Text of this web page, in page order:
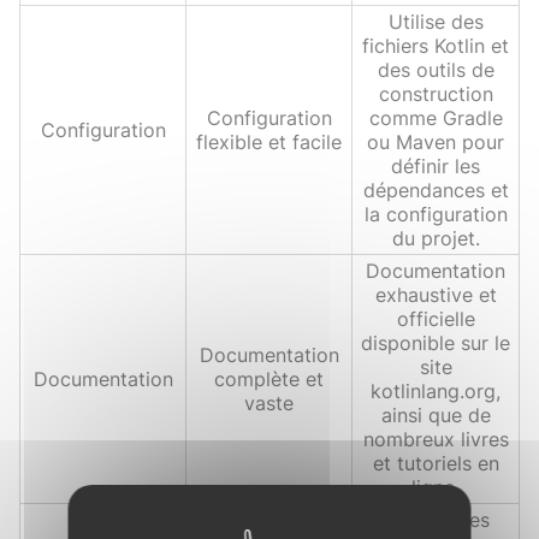
Configuration
Configuration
flexible et facile
Utilise des
fichiers Kotlin et
des outils de
construction
comme Gradle
ou Maven pour
définir les
dépendances et
la configuration
du projet.
Documentation
Documentation
complète et
vaste
Documentation
exhaustive et
officielle
disponible sur le
site
kotlinlang.org,
ainsi que de
nombreux livres
et tutoriels en
ligne.
Alternatives